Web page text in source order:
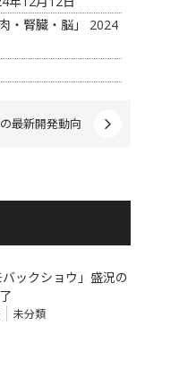
腎臓・脳」
2024
最新開発動向
バックショウ」盛況の
未分類